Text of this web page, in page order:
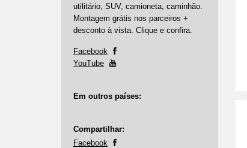
utilitário, SUV, camioneta, caminhão.
Montagem grátis nos parceiros +
desconto à vista. Clique e confira.
Facebook
YouTube
Em outros países:
Compartilhar:
Facebook